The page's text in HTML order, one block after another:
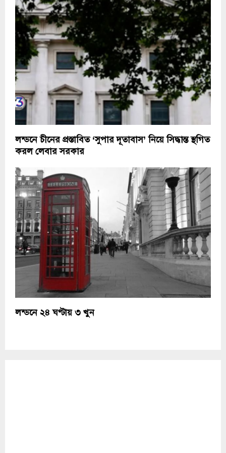
লন্ডনে চীনের প্রস্তাবিত ‘সুপার দূতাবাস’ নিয়ে সিদ্ধান্ত স্থগিত
করল লেবার সরকার
লন্ডনে ২৪ ঘণ্টায় ৩ খুন